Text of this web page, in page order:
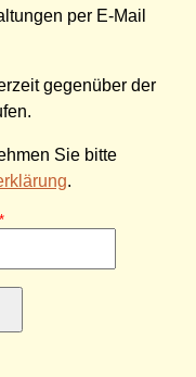
per E-Mail
gegenüber der
Sie bitte
.